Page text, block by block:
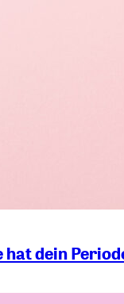
hat dein